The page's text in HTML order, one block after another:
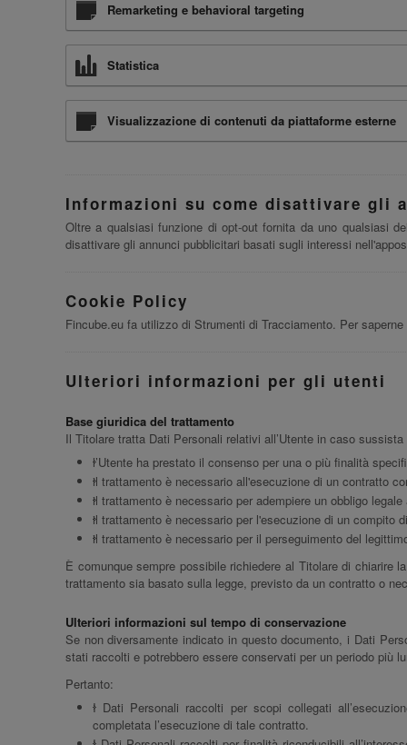
Remarketing e behavioral targeting
Statistica
Visualizzazione di contenuti da piattaforme esterne
Informazioni su come disattivare gli
Oltre a qualsiasi funzione di opt-out fornita da uno qualsiasi
disattivare gli annunci pubblicitari basati sugli interessi
Cookie Policy
Fincube.eu fa utilizzo di Strumenti di Tracciamento. Per
Ulteriori informazioni per gli utenti
Base giuridica del trattamento
Il Titolare tratta Dati Personali relativi all’Utente in caso
l’Utente ha prestato il consenso per una o più finalità
il trattamento è necessario all'esecuzione di un contratto
il trattamento è necessario per adempiere un obbligo
il trattamento è necessario per l'esecuzione di un compito
il trattamento è necessario per il perseguimento del
È comunque sempre possibile richiedere al Titolare di
trattamento sia basato sulla legge, previsto da un contratto o
Ulteriori informazioni sul tempo di conservazione
Se non diversamente indicato in questo documento, i Dati
stati raccolti e potrebbero essere conservati per un periodo più
Pertanto:
I Dati Personali raccolti per scopi collegati
completata l’esecuzione di tale contratto.